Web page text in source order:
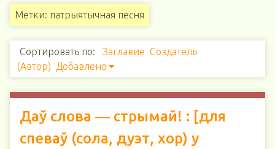
Метки: патрыятычная песня
Сортировать по: Заглавие Создатель
(Автор)
Добавлено
Даў слова ― стрымай! : [для
спеваў (сола, дуэт, хор) у